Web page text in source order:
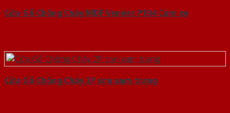
Cửa Gỗ Chống Cháy MDF Veneer P1R4 Cam xe
Cửa Gỗ Chống Cháy 2P son xam trang